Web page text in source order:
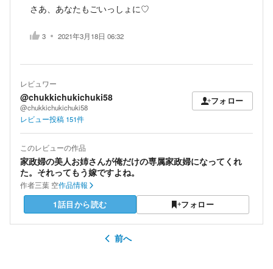
さあ、あなたもごいっしょに♡
3 2021年3月18日 06:32
レビュワー
@chukkichukichuki58
@chukkichukichuki58
フォロー
レビュー投稿 151件
このレビューの作品
家政婦の美人お姉さんが俺だけの専属家政婦になってくれ
た。それってもう嫁ですよね。
作者三葉 空作品情報
1話目から読む フォロー
前へ